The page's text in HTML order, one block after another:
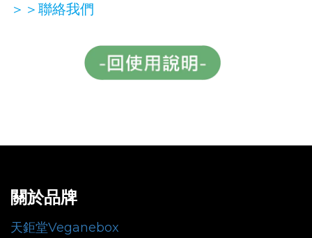
＞ ＞聯絡我們
關於品牌
天鉅堂Veganebox